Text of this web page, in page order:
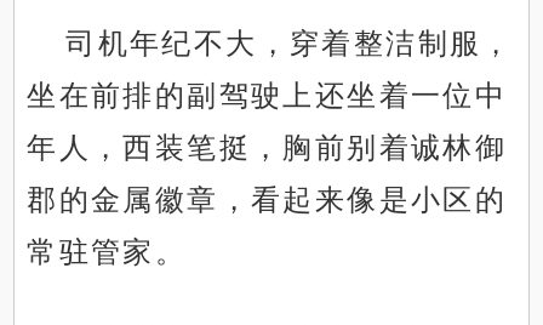
司机年纪不大，穿着整洁制服，
坐在前排的副驾驶上还坐着一位中
年人，西装笔挺，胸前别着诚林御
郡的金属徽章，看起来像是小区的
常驻管家。